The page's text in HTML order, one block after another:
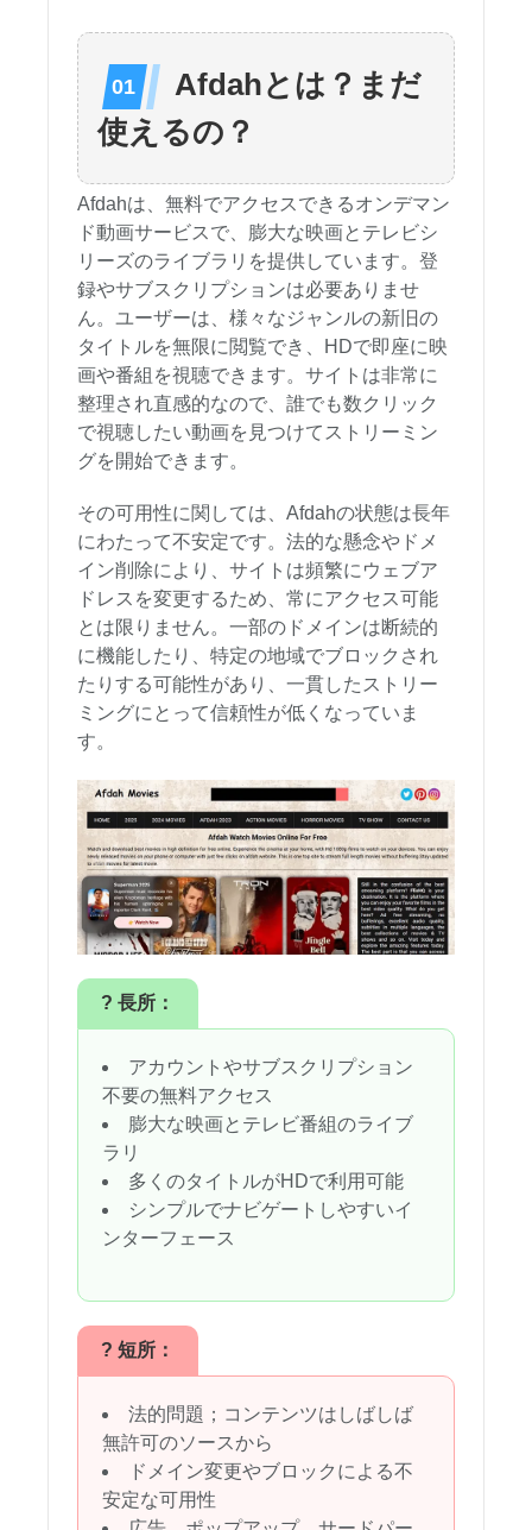
Afdahとは？まだ
使えるの？
Afdahは、無料でアクセスできるオンデマン
ド動画サービスで、膨大な映画とテレビシ
リーズのライブラリを提供しています。登
録やサブスクリプションは必要ありませ
ん。ユーザーは、様々なジャンルの新旧の
タイトルを無限に閲覧でき、HDで即座に映
画や番組を視聴できます。サイトは非常に
整理され直感的なので、誰でも数クリック
で視聴したい動画を見つけてストリーミン
グを開始できます。
その可用性に関しては、Afdahの状態は長年
にわたって不安定です。法的な懸念やドメ
イン削除により、サイトは頻繁にウェブア
ドレスを変更するため、常にアクセス可能
とは限りません。一部のドメインは断続的
に機能したり、特定の地域でブロックされ
たりする可能性があり、一貫したストリー
ミングにとって信頼性が低くなっていま
す。
? 長所：
アカウントやサブスクリプション
不要の無料アクセス
膨大な映画とテレビ番組のライブ
ラリ
多くのタイトルがHDで利用可能
シンプルでナビゲートしやすいイ
ンターフェース
? 短所：
法的問題；コンテンツはしばしば
無許可のソースから
ドメイン変更やブロックによる不
安定な可用性